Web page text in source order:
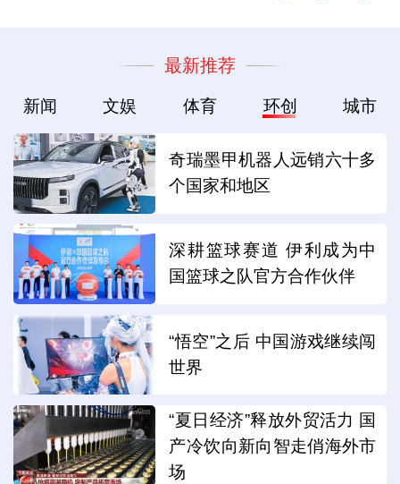
最新推荐
新闻 文娱 体育 环创 城市
奇瑞墨甲机器人远销六十多
个国家和地区
深耕篮球赛道 伊利成为中
国篮球之队官方合作伙伴
“悟空”之后 中国游戏继续闯
世界
“夏日经济”释放外贸活力 国
产冷饮向新向智走俏海外市
场